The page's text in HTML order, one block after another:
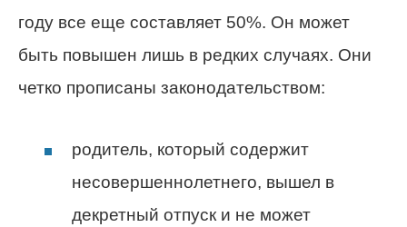
году все еще составляет 50%. Он может
быть повышен лишь в редких случаях. Они
четко прописаны законодательством:
родитель, который содержит
несовершеннолетнего, вышел в
декретный отпуск и не может